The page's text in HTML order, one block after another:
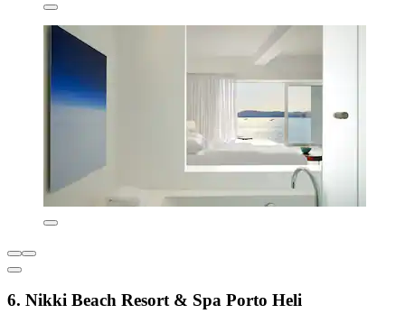
6. Nikki Beach Resort & Spa Porto Heli